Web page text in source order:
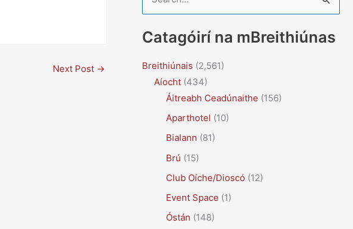
Next Post →
e
a
c
Catagóirí na mBreithiúnas
Breithiúnais (2,561)
Aíocht (434)
Áitreabh Ceadúnaithe (156)
Aparthotel (10)
Bialann (81)
Brú (15)
Club Oíche/Dioscó (12)
Event Space (1)
Óstán (148)